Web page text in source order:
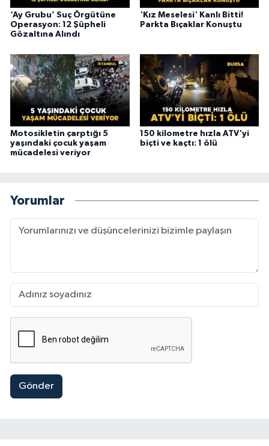
‘Ay Grubu’ Suç Örgütüne
Operasyon: 12 Şüpheli
Gözaltına Alındı
'Kız Meselesi' Kanlı Bitti!
Parkta Bıçaklar Konuştu
Motosikletin çarptığı 5
yaşındaki çocuk yaşam
mücadelesi veriyor
150 kilometre hızla ATV'yi
biçti ve kaçtı: 1 ölü
Yorumlar
Gönder